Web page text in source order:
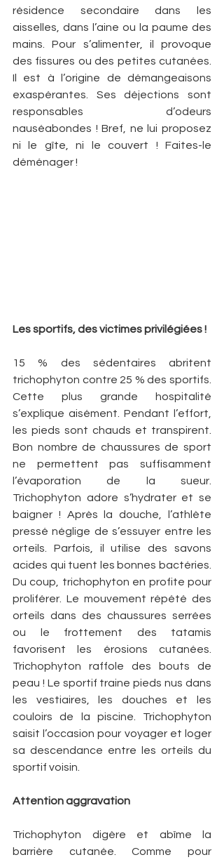
résidence secondaire dans les
aisselles, dans l’aine ou la paume des
mains. Pour s’alimenter, il provoque
des fissures ou des petites cutanées.
Il est à l’origine de démangeaisons
exaspérantes. Ses déjections sont
responsables d’odeurs
nauséabondes ! Bref, ne lui proposez
ni le gîte, ni le couvert ! Faites-le
déménager !
Les sportifs, des victimes privilégiées !
15 % des sédentaires abritent
trichophyton contre 25 % des sportifs.
Cette plus grande hospitalité
s’explique aisément. Pendant l’effort,
les pieds sont chauds et transpirent.
Bon nombre de chaussures de sport
ne permettent pas suffisamment
l’évaporation de la sueur.
Trichophyton adore s’hydrater et se
baigner ! Après la douche, l’athlète
pressé néglige de s’essuyer entre les
orteils. Parfois, il utilise des savons
acides qui tuent les bonnes bactéries.
Du coup, trichophyton en profite pour
proliférer. Le mouvement répété des
orteils dans des chaussures serrées
ou le frottement des tatamis
favorisent les érosions cutanées.
Trichophyton raffole des bouts de
peau ! Le sportif traine pieds nus dans
les vestiaires, les douches et les
couloirs de la piscine. Trichophyton
saisit l’occasion pour voyager et loger
sa descendance entre les orteils du
sportif voisin.
Attention aggravation
Trichophyton digère et abîme la
barrière cutanée. Comme pour